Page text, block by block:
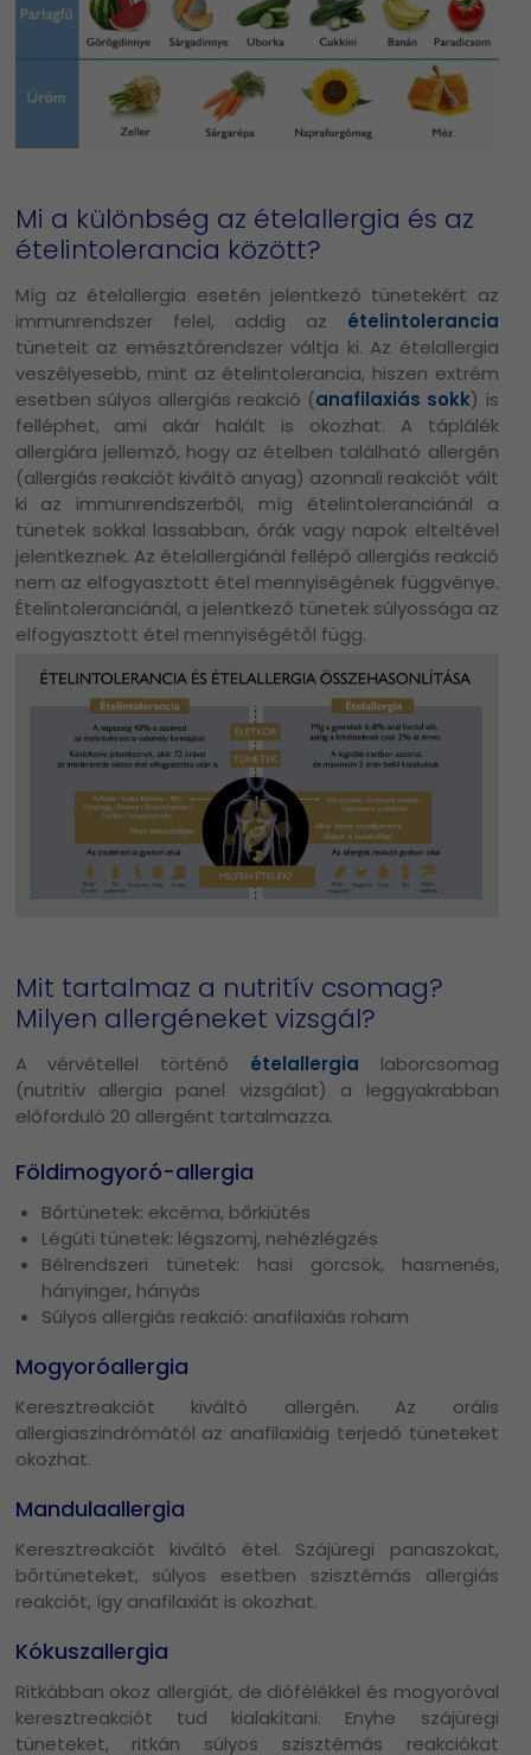
Mi a különbség az ételallergia és az
ételintolerancia között?
Míg az ételallergia esetén jelentkező tünetekért az
immunrendszer felel, addig az ételintolerancia
tüneteit az emésztőrendszer váltja ki. Az ételallergia
veszélyesebb, mint az ételintolerancia, hiszen extrém
esetben súlyos allergiás reakció (anafilaxiás sokk) is
felléphet, ami akár halált is okozhat. A táplálék
allergiára jellemző, hogy az ételben található allergén
(allergiás reakciót kiváltó anyag) azonnali reakciót vált
ki az immunrendszerből, míg ételintoleranciánál a
tünetek sokkal lassabban, órák vagy napok elteltével
jelentkeznek. Az ételallergiánál fellépő allergiás reakció
nem az elfogyasztott étel mennyiségének függvénye.
Ételintoleranciánál, a jelentkező tünetek súlyossága az
elfogyasztott étel mennyiségétől függ.
Mit tartalmaz a nutritív csomag?
Milyen allergéneket vizsgál?
A vérvétellel történő ételallergia laborcsomag
(nutritív allergia panel vizsgálat) a leggyakrabban
előforduló 20 allergént tartalmazza.
Földimogyoró-allergia
Bőrtünetek: ekcéma, bőrkiütés
Légúti tünetek: légszomj, nehézlégzés
Bélrendszeri tünetek: hasi görcsök, hasmenés,
hányinger, hányás
Súlyos allergiás reakció: anafilaxiás roham
Mogyoróallergia
Keresztreakciót kiváltó allergén. Az orális
allergiaszindrómától az anafilaxiáig terjedő tüneteket
okozhat.
Mandulaallergia
Keresztreakciót kiváltó étel. Szájüregi panaszokat,
bőrtüneteket, súlyos esetben szisztémás allergiás
reakciót, így anafilaxiát is okozhat.
Kókuszallergia
Ritkábban okoz allergiát, de diófélékkel és mogyoróval
keresztreakciót tud kialakítani. Enyhe szájüregi
tüneteket, ritkán súlyos szisztémás reakciókat